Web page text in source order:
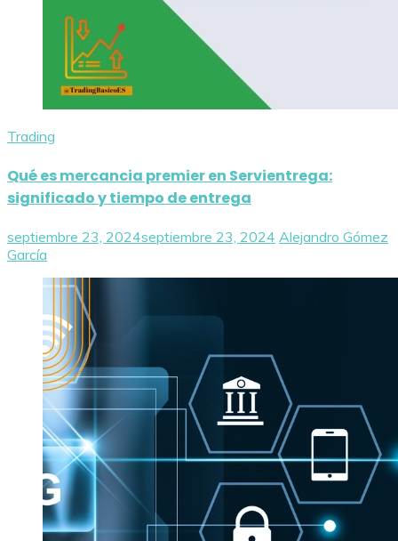
Trading
Qué es mercancia premier en Servientrega:
significado y tiempo de entrega
septiembre 23, 2024septiembre 23, 2024 Alejandro Gómez
García